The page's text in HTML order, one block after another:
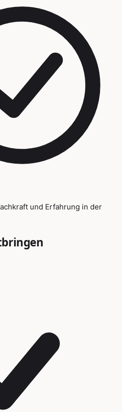
und Erfahrung in der